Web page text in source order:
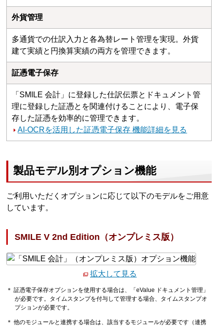
外貨管理
多通貨での仕訳入力と各為替レート管理を実現。外貨
建て実績と円換算実績の両方を管理できます。
証憑電子保存
「SMILE 会計」に登録した仕訳伝票とドキュメント管
理に登録した証憑とを関連付けることにより、電子保
存した証憑を効率的に管理できます。
AI-OCRを活用した証憑電子保存 機能詳細を見る
製品モデル別オプション機能
ご利用いただくオプションに応じて以下のモデルをご用意
しています。
SMILE V 2nd Edition（オンプレミス版）
拡大して見る
＊ 証憑電子保存オプションを使用する場合は、「eValue ドキュメント管理」
が必要です。タイムスタンプを付与して管理する場合、タイムスタンプオ
プションが必要です。
＊ 他のモジュールと連携する場合は、該当するモジュールが必要です（連携